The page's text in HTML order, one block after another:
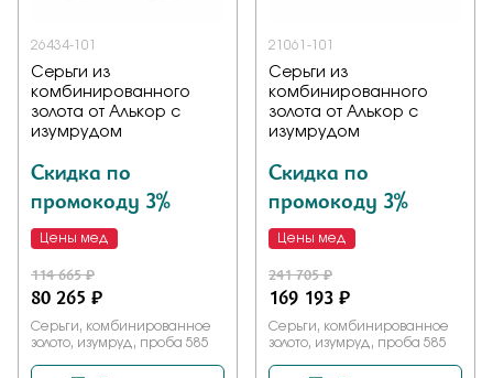
26434-101
Серьги из
комбинированного
золота от Алькор с
изумрудом
Скидка по
промокоду 3%
Цены мед
114 665 ₽
80 265 ₽
Серьги, комбинированное
золото, изумруд, проба 585
21061-101
Серьги из
комбинированного
золота от Алькор с
изумрудом
Скидка по
промокоду 3%
Цены мед
241 705 ₽
169 193 ₽
Серьги, комбинированное
золото, изумруд, проба 585